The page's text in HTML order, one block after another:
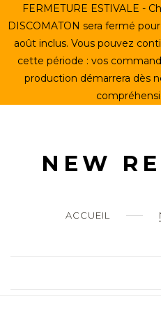
to
content
ACCUEIL
CRÉER UN VINYLE
LE STORE
ACCUEIL
NEW
FERMETURE ESTIVALE -
DISCOMATON sera fermé
août inclus. Vous pouvez
cette période : vos
production démarrera dès